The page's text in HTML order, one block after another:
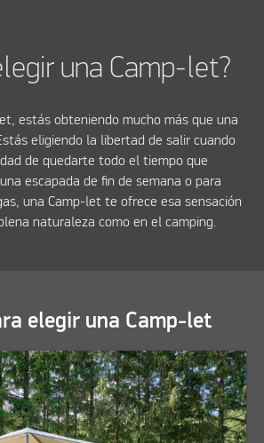
una Camp-let?
estás obteniendo mucho más que una
eligiendo la libertad de salir cuando
de quedarte todo el tiempo que
escapada de fin de semana o para
una Camp-let te ofrece esa sensación
naturaleza como en el camping.
elegir una Camp-let